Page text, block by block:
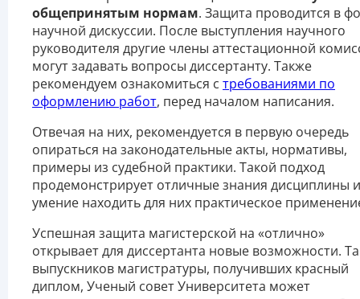
общепринятым нормам. Защита проводится в
научной дискуссии. После выступления научного
руководителя другие члены аттестационной
могут задавать вопросы диссертанту. Также
рекомендуем ознакомиться с требованиями по
оформлению работ, перед началом написания.
Отвечая на них, рекомендуется в первую очередь
опираться на законодательные акты, нормативы,
примеры из судебной практики. Такой подход
продемонстрирует отличные знания дисциплины и
умение находить для них практическое
Успешная защита магистерской на «отлично»
открывает для диссертанта новые возможности.
выпускников магистратуры, получивших красный
диплом, Ученый совет Университета может